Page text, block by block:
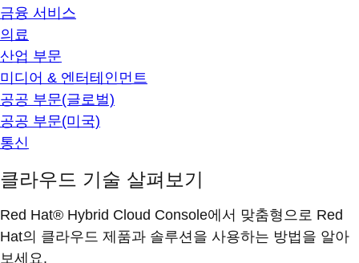
금융 서비스
의료
산업 부문
미디어 & 엔터테인먼트
공공 부문(글로벌)
공공 부문(미국)
통신
클라우드 기술 살펴보기
Red Hat® Hybrid Cloud Console에서 맞춤형으로 Red
Hat의 클라우드 제품과 솔루션을 사용하는 방법을 알아
보세요.